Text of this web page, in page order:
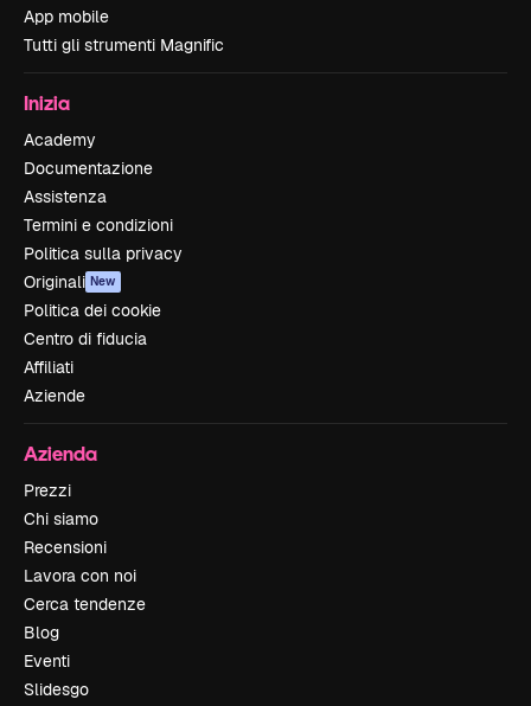
App mobile
Tutti gli strumenti Magnific
Inizia
Academy
Documentazione
Assistenza
Termini e condizioni
Politica sulla privacy
Originali New
Politica dei cookie
Centro di fiducia
Affiliati
Aziende
Azienda
Prezzi
Chi siamo
Recensioni
Lavora con noi
Cerca tendenze
Blog
Eventi
Slidesgo